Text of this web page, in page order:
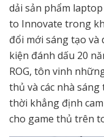
dải sản phẩm
to Innovate trong
đổi mới sáng tạo và
kiện đánh dấu 20
ROG, tôn vinh
thủ và các nhà
thời khẳng định
cho game thủ trên